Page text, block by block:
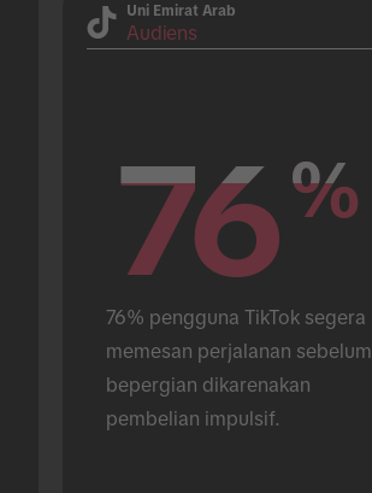
Uni Emirat Arab
Audiens
76%
76%
76% pengguna TikTok segera
memesan perjalanan sebelum
bepergian dikarenakan
pembelian impulsif.